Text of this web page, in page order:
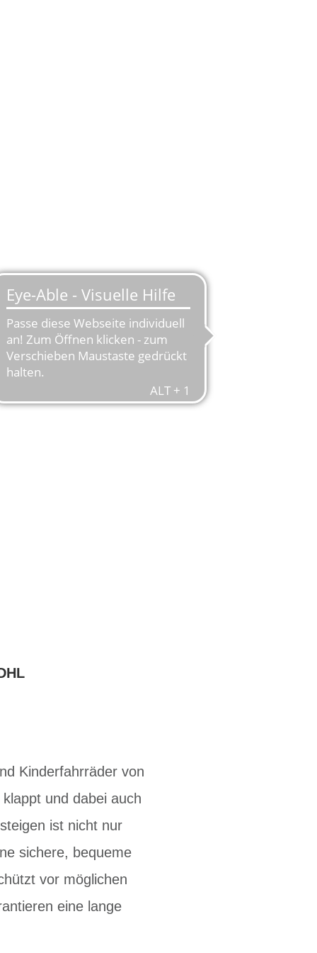
Kinderfahrräder von
und dabei auch
ist nicht nur
sichere, bequeme
vor möglichen
eine lange